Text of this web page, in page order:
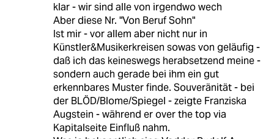
klar - wir sind alle von irgendwo wech
Aber diese Nr. "Von Beruf Sohn"
Ist mir - vor allem aber nicht nur in
Künstler&Musikerkreisen sowas von geläufig -
daß ich das keineswegs herabsetzend meine -
sondern auch gerade bei ihm ein gut
erkennbares Muster finde. Souveränität - bei
der BLÖD/Blome/Spiegel - zeigte Franziska
Augstein - während er over the top via
Kapitalseite Einfluß nahm.